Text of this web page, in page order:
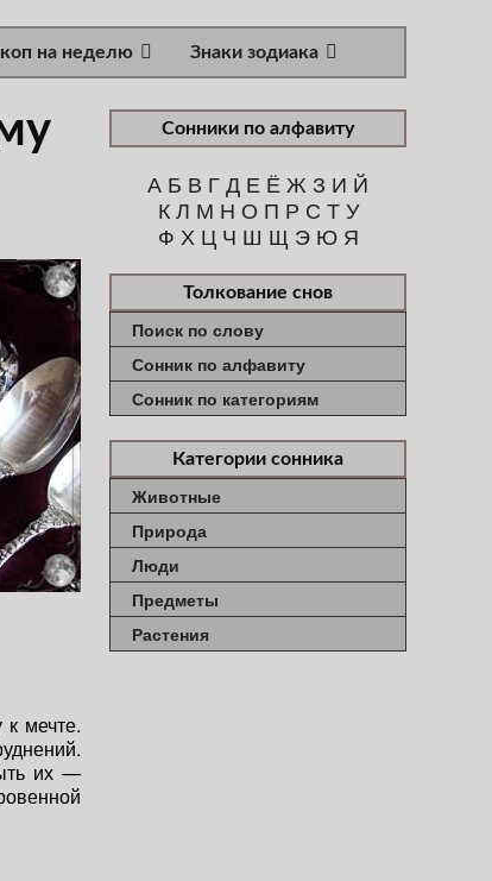
на неделю Знаки зодиака
мечте.
их —
Сонники по алфавиту
А Б В ГД Е Ё Ж З И Й
К Л М Н О П Р С Т У
Ф Х Ц Ч Ш Щ Э Ю Я
Толкование снов
Поиск по слову
Сонник по алфавиту
Сонник по категориям
Категории сонника
Животные
Природа
Люди
Предметы
Растения